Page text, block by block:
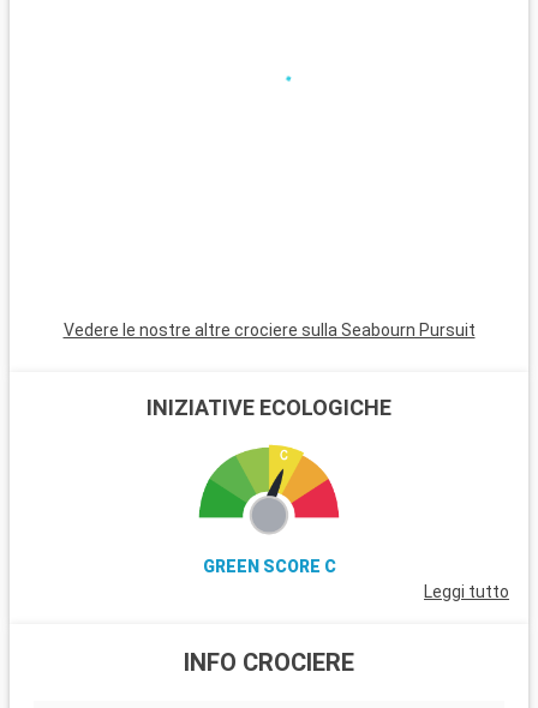
Vedere le nostre altre crociere sulla Seabourn Pursuit
INIZIATIVE ECOLOGICHE
GREEN SCORE C
Leggi tutto
INFO CROCIERE